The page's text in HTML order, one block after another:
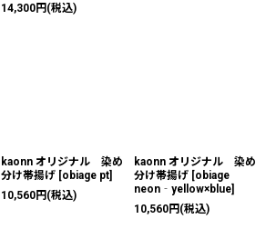
14,300円 (税込)
kaonn オリジナル 染め
分け帯揚げ [obiage pt]
10,560円 (税込)
kaonn オリジナル 染め
分け帯揚げ [obiage
neon‐yellow×blue]
10,560円 (税込)